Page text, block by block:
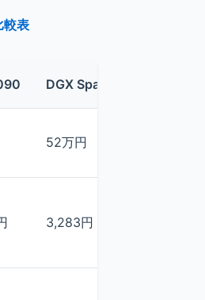
較表
DGX Spark
52万円
3,283円